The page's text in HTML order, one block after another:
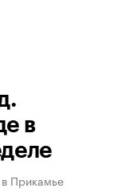
в
Прикамье